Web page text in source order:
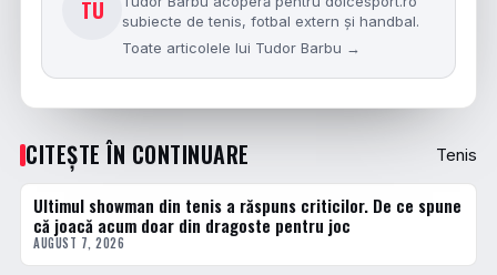
TU
subiecte de tenis, fotbal extern și handbal.
Toate articolele lui Tudor Barbu →
CITEȘTE ÎN CONTINUARE Tenis
TENIS
Ultimul showman din tenis a răspuns criticilor. De ce spune
că joacă acum doar din dragoste pentru joc
AUGUST 7, 2026